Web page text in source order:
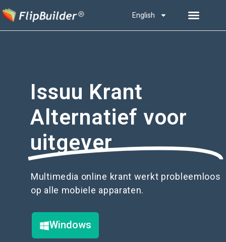
English
Issuu Krant
Alternatief voor
uitgever
Multimedia online krant werkt probleemloos
op alle mobiele apparaten.
Windows